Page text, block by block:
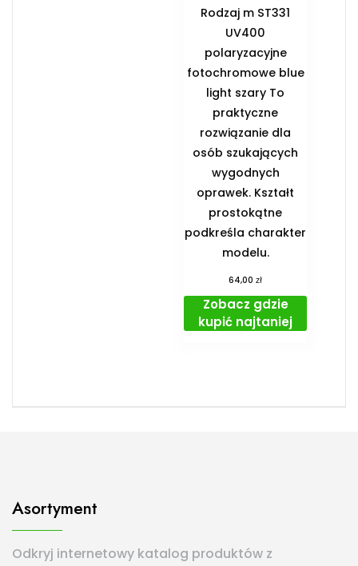
Rodzaj m ST331
UV400
polaryzacyjne
fotochromowe blue
light szary To
praktyczne
rozwiązanie dla
osób szukających
wygodnych
oprawek. Kształt
prostokątne
podkreśla charakter
modelu.
64,00zł
Zobacz gdzie
kupić najtaniej
Asortyment
Odkryj internetowy katalog produktów z